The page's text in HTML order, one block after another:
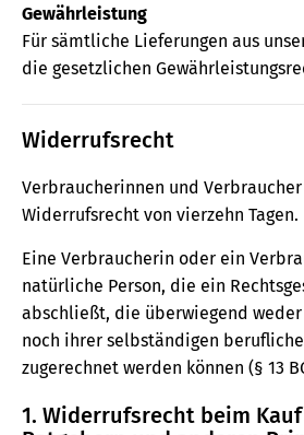
Gewährleistung
Für sämtliche Lieferungen aus
die gesetzlichen
Widerrufsrecht
Verbraucherinnen und
Widerrufsrecht von vierzehn Tagen.
Eine Verbraucherin oder ein
natürliche Person, die ein
abschließt, die überwiegend
noch ihrer selbständigen
zugerechnet werden können (§ 13
1. Widerrufsrecht beim